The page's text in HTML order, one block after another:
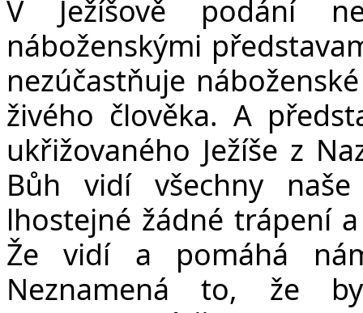
V Ježíšově podání
náboženskými
nezúčastňuje
živého člověka. A
ukřižovaného Ježíše z
Bůh vidí všechny
lhostejné žádné trápení
Že vidí a pomáhá
Neznamená to, že